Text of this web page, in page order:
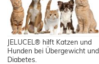
JELUCEL® hilft Katzen und
Hunden bei Übergewicht und
Diabetes.